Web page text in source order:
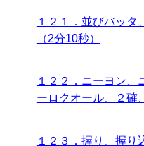
１２１．並びバッタ
（2分10秒）
１２２．ニーヨン、
ーロクオール、２
１２３．握り、握り